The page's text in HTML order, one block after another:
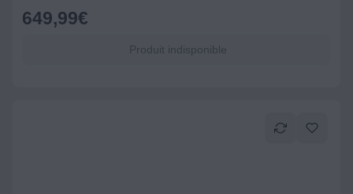
649,99€
Produit indisponible